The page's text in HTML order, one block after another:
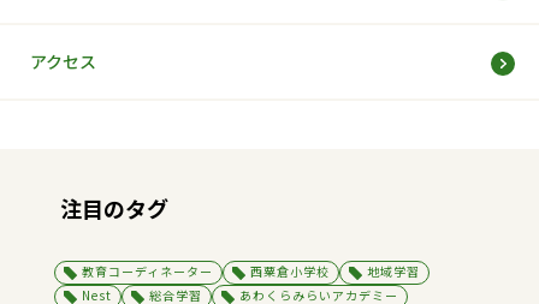
アクセス
注目のタグ
教育コーディネーター 西粟倉小学校
地域学習
Nest
総合学習 あわくらみらいアカデミー